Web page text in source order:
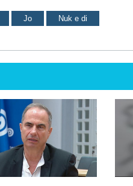
Jo Nuk e di